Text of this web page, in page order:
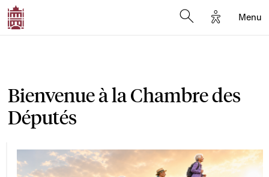
Options
Menu
Bienvenue à la Chambre des
Députés